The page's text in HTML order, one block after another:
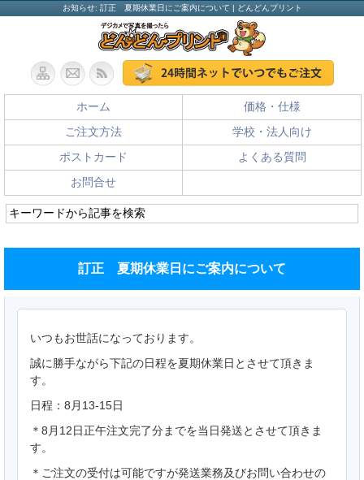
お知らせ: 訂正 夏期休業日にご案内について | どんどんプリント
ホーム 価格・仕様
ご注文方法 学校・法人向け
ポストカード よくある質問
お問合せ
訂正 夏期休業日にご案内について
いつもお世話になっております。
誠に勝手ながら下記の日程を夏期休業日とさせて頂きま
す。
日程：8月13-15日
＊8月12日正午注文完了分までを当日発送とさせて頂きま
す。
＊ご注文の受付は可能ですが発送業務及びお問い合わせの